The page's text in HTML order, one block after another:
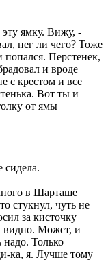
ямку. Вижу, -
нег ли чего? Тоже
попался. Перстенек,
и вроде
с крестом и все
Вот ты и
от ямы
сидела.
в Шарташе
стукнул, чуть не
за кисточку
видно. Может, и
надо. Только
ка, я. Лучше тому